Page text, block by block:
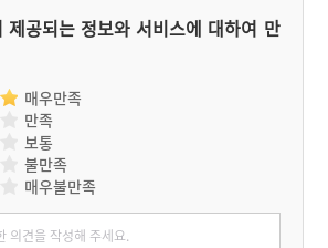
제공되는 정보와 서비스에 대하여 만
매우만족
만족
보통
불만족
매우불만족